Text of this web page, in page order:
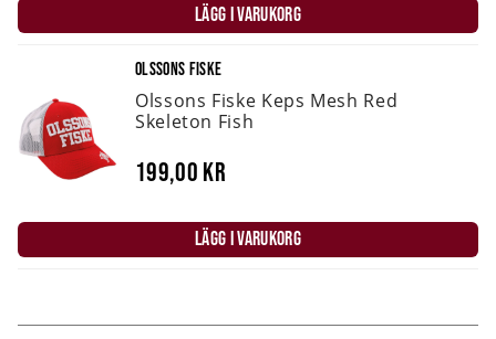
LÄGG I VARUKORG
OLSSONS FISKE
Olssons Fiske Keps Mesh Red
Skeleton Fish
199,00 kr
LÄGG I VARUKORG